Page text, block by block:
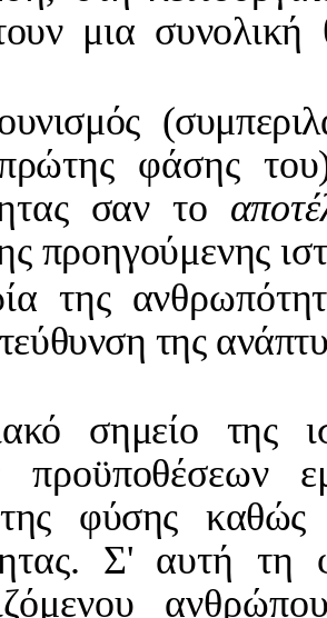
μια συνολική
φάσης
σαν το
προηγούμενης
της
της
σημείο της
προϋποθέσεων
φύσης καθώς
Σ' αυτή τη